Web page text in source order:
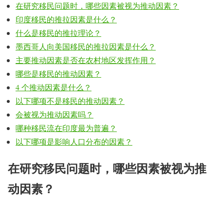
在研究移民问题时，哪些因素被视为推动因素？
印度移民的推拉因素是什么？
什么是移民的推拉理论？
墨西哥人向美国移民的推拉因素是什么？
主要推动因素是否在农村地区发挥作用？
哪些是移民的推动因素？
4 个推动因素是什么？
以下哪项不是移民的推动因素？
会被视为推动因素吗？
哪种移民流在印度最为普遍？
以下哪项是影响人口分布的因素？
在研究移民问题时，哪些因素被视为推
动因素？